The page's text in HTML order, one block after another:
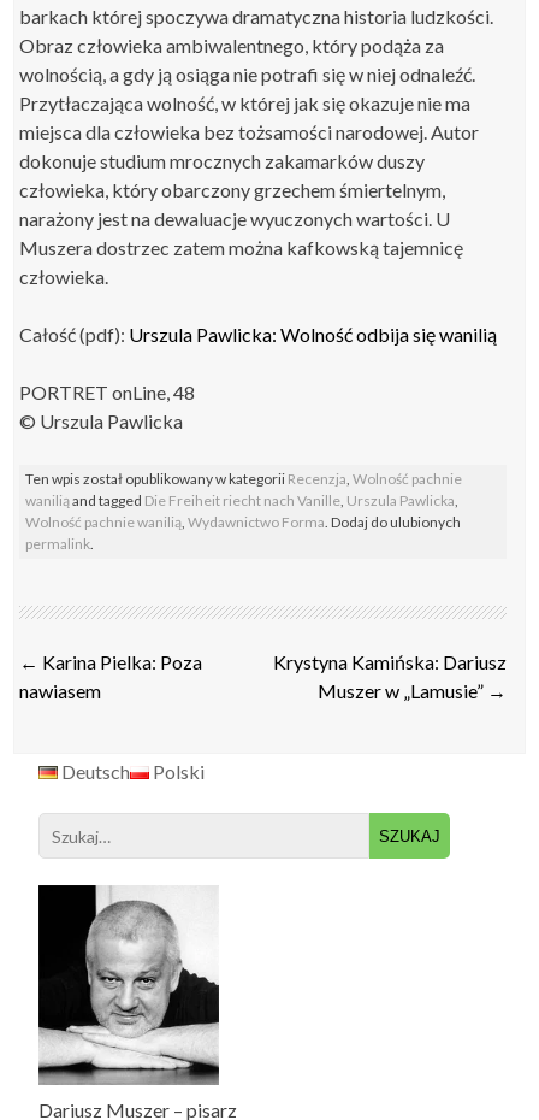
barkach której spoczywa dramatyczna historia ludzkości.
Obraz człowieka ambiwalentnego, który podąża za
wolnością, a gdy ją osiąga nie potrafi się w niej odnaleźć.
Przytłaczająca wolność, w której jak się okazuje nie ma
miejsca dla człowieka bez tożsamości narodowej. Autor
dokonuje studium mrocznych zakamarków duszy
człowieka, który obarczony grzechem śmiertelnym,
narażony jest na dewaluacje wyuczonych wartości. U
Muszera dostrzec zatem można kafkowską tajemnicę
człowieka.
Całość (pdf): Urszula Pawlicka: Wolność odbija się wanilią
PORTRET onLine, 48
© Urszula Pawlicka
Ten wpis został opublikowany w kategorii Recenzja,Wolność pachnie
waniliąand tagged Die Freiheit riecht nach Vanille, Urszula Pawlicka,
Wolność pachnie wanilią,Wydawnictwo Forma. Dodaj do ulubionych
permalink.
Post
navigation
← Karina Pielka: Poza
nawiasem
Krystyna Kamińska: Dariusz
Muszer w „Lamusie” →
Deutsch Polski
Search
for:
Dariusz Muszer – pisarz